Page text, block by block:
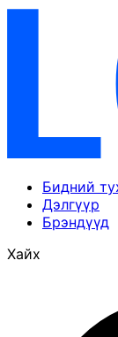
Бидний
Дэлгүүр
Брэндүүд
Хайх